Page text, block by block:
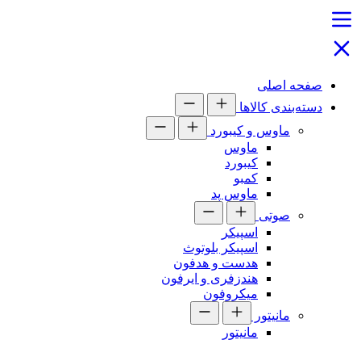
صفحه اصلی
دسته‌بندی کالاها
ماوس و کیبورد
ماوس
کیبورد
کمبو
ماوس پد
صوتی
اسپیکر
اسپیکر بلوتوث
هدست و هدفون
هندزفری و ایرفون
میکروفون
مانیتور
مانیتور